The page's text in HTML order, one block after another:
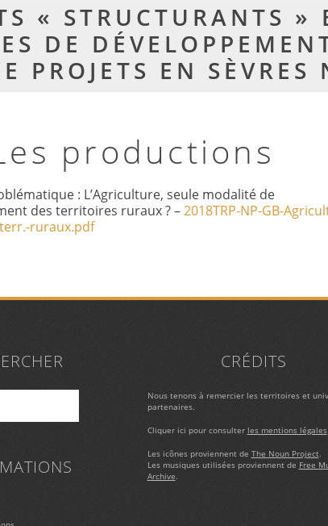
« STRUCTURANTS »
DE
PROJETS EN SÈVRES
productions
: L’Agriculture, seule modalité de
des territoires ruraux ? –2018TRP-NP-GB-
ruraux.pdf
CRÉDITS
Nous tenons à remercier les territoires et
partenaires.
Cliquer ici pour consulter les mentions légales.
Les icônes proviennent de The Noun Project.
Les musiques utilisées proviennent de Free
Archive.